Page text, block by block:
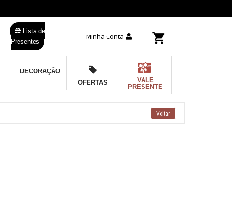
Lista de
Presentes
Minha Conta
DECORAÇÃO
OFERTAS
VALE
PRESENTE